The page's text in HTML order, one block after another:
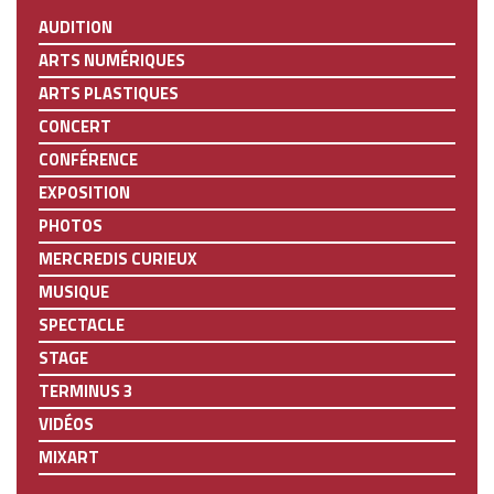
AUDITION
ARTS NUMÉRIQUES
ARTS PLASTIQUES
CONCERT
CONFÉRENCE
EXPOSITION
PHOTOS
MERCREDIS CURIEUX
MUSIQUE
SPECTACLE
STAGE
TERMINUS 3
VIDÉOS
MIXART